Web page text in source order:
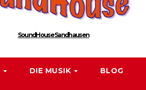
SoundHouse Sandhausen
DIE MUSIK BLOG